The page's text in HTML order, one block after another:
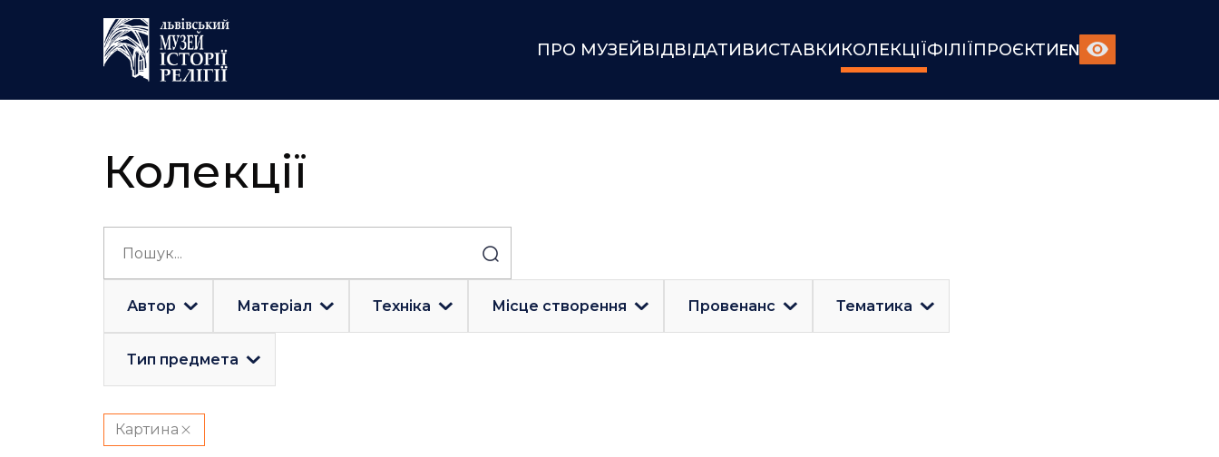
ПРО МУЗЕЙВІДВІДАТИВИСТАВКИКОЛЕКЦІЇФІЛІЇПРОЄКТИEN
Колекції
Автор Матеріал Техніка Місце створення Провенанс Тематика
Тип предмета
Картина